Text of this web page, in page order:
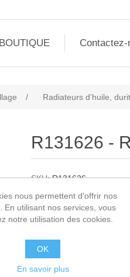
BOUTIQUE Contactez-
/ Radiateurs d’huile,
R131626 -
SKU: R131626
42,00€ HT
AJOUTER
Ajouter à la liste de
nous permettent d'offrir nos
En utilisant nos services, vous
notre utilisation des cookies.
OK
En savoir plus